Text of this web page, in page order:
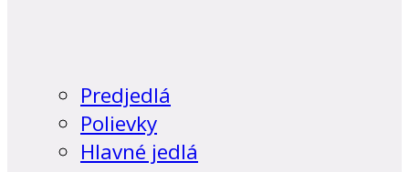
Predjedlá
Polievky
Hlavné jedlá